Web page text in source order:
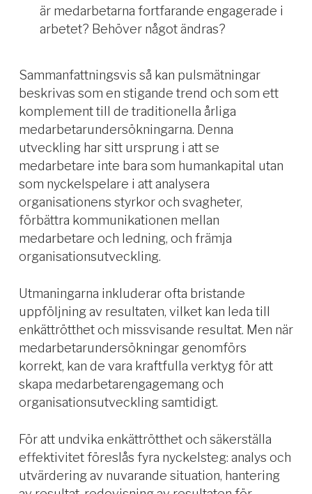
är medarbetarna fortfarande engagerade i
arbetet? Behöver något ändras?
Sammanfattningsvis så kan pulsmätningar
beskrivas som en stigande trend och som ett
komplement till de traditionella årliga
medarbetarundersökningarna. Denna
utveckling har sitt ursprung i att se
medarbetare inte bara som humankapital utan
som nyckelspelare i att analysera
organisationens styrkor och svagheter,
förbättra kommunikationen mellan
medarbetare och ledning, och främja
organisationsutveckling.
Utmaningarna inkluderar ofta bristande
uppföljning av resultaten, vilket kan leda till
enkättrötthet och missvisande resultat. Men när
medarbetarundersökningar genomförs
korrekt, kan de vara kraftfulla verktyg för att
skapa medarbetarengagemang och
organisationsutveckling samtidigt.
För att undvika enkättrötthet och säkerställa
effektivitet föreslås fyra nyckelsteg: analys och
utvärdering av nuvarande situation, hantering